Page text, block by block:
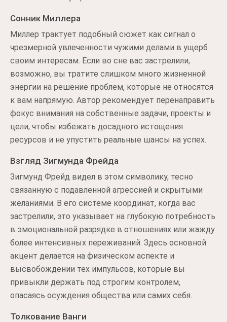
Сонник Миллера
Миллер трактует подобный сюжет как сигнал о
чрезмерной увлеченности чужими делами в ущерб
своим интересам. Если во сне вас застрелили,
возможно, вы тратите слишком много жизненной
энергии на решение проблем, которые не относятся
к вам напрямую. Автор рекомендует перенаправить
фокус внимания на собственные задачи, проекты и
цели, чтобы избежать досадного истощения
ресурсов и не упустить реальные шансы на успех.
Взгляд Зигмунда Фрейда
Зигмунд Фрейд видел в этом символику, тесно
связанную с подавленной агрессией и скрытыми
желаниями. В его системе координат, когда вас
застрелили, это указывает на глубокую потребность
в эмоциональной разрядке в отношениях или жажду
более интенсивных переживаний. Здесь основной
акцент делается на физическом аспекте и
высвобождении тех импульсов, которые вы
привыкли держать под строгим контролем,
опасаясь осуждения общества или самих себя.
Толкование Ванги